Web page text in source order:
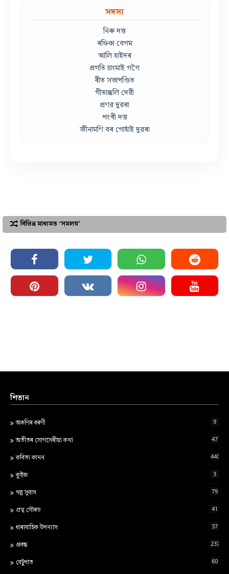
সদস্য
নিৰু দত্ত
ৰফিকা বেগম
আলি হাইদৰ
প্ৰগতি চাংমাই গগৈ
ৰীত সভাপণ্ডিত
গীতাঞ্জলি দেৱী
প্ৰণৱ দুৱৰা
পংখী দত্ত
জীনামণি বৰ গোহাঁই দুৱৰা
বিভিন্ন মাধ্যমত ‘সমলয়’
শিতান
অকণিৰ ধৰণী 9
অতীতৰ সোণসেৰীয়া কথা 47
কবিতা কানন 440
কুইজ 3
গল্প সুবাস 79
গ্ৰন্থ স‍ৌৰভ 41
ধাৰাবাহিক উপন্যাস 37
প্ৰবন্ধ 237
বেটুপাত 60